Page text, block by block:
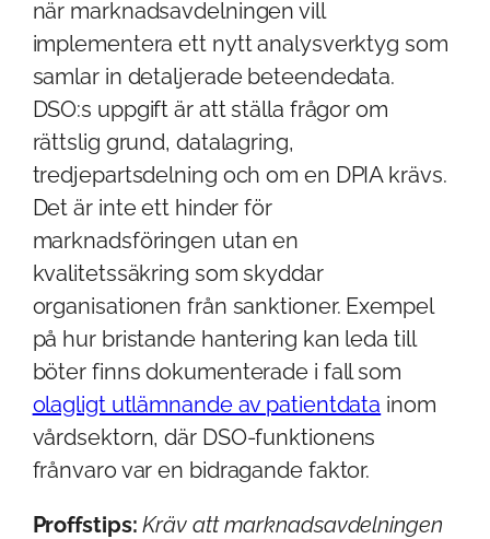
när marknadsavdelningen vill
implementera ett nytt analysverktyg som
samlar in detaljerade beteendedata.
DSO:s uppgift är att ställa frågor om
rättslig grund, datalagring,
tredjepartsdelning och om en DPIA krävs.
Det är inte ett hinder för
marknadsföringen utan en
kvalitetssäkring som skyddar
organisationen från sanktioner. Exempel
på hur bristande hantering kan leda till
böter finns dokumenterade i fall som
olagligt utlämnande av patientdata inom
vårdsektorn, där DSO-funktionens
frånvaro var en bidragande faktor.
Proffstips: Kräv att marknadsavdelningen